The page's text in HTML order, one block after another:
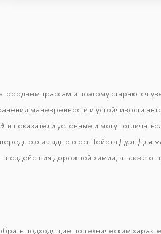
трассам и поэтому стараются
маневренности и устойчивости
условные и могут
и заднюю ось Тойота Дуэт. Для
дорожной химии, а также от
подходящие по техническим